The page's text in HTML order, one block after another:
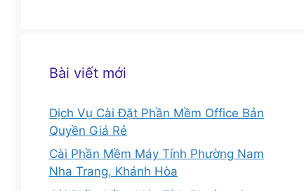
Bài viết mới
Dịch Vụ Cài Đặt Phần Mềm Office Bản
Quyền Giá Rẻ
Cài Phần Mềm Máy Tính Phường Nam
Nha Trang, Khánh Hòa